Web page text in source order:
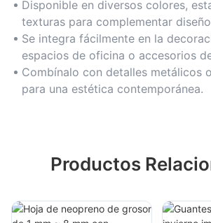
Disponible en diversos colores,
texturas para complementar
modernos, minimalistas o
Se integra fácilmente en la
espacios de oficina o accesorios
Combínalo con detalles metálicos
para una estética contemporánea.
Productos